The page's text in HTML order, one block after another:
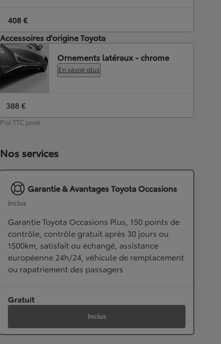
408 €
Accessoires d'origine Toyota
Ornements latéraux - chrome
En savoir plus
388 €
Prix TTC posé
Nos services
Garantie & Avantages Toyota Occasions
Inclus
Garantie Toyota Occasions Plus, 150 points de
contrôle, contrôle gratuit après 30 jours ou
1500km, satisfait ou échangé, assistance
européenne 24h/24, véhicule de remplacement
ou rapatriement des passagers
Gratuit
Inclus